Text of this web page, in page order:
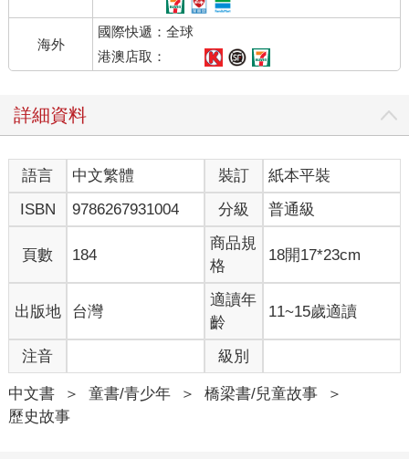
海外
國際快遞：全球
港澳店取：
詳細資料
語言 中文繁體 裝訂
紙本平裝
ISBN
9786267931004 分級 普通級
頁數 184
商品規
格
18開17*23cm
出版地 台灣
適讀年
齡
11~15歲適讀
注音 級別
中文書 ＞ 童書/青少年 ＞ 橋梁書/兒童故事
＞
歷史故事